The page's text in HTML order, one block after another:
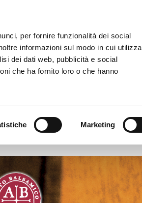
per fornire funzionalità dei social
informazioni sul modo in cui utilizza
dei dati web, pubblicità e social
che ha fornito loro o che hanno
Marketing